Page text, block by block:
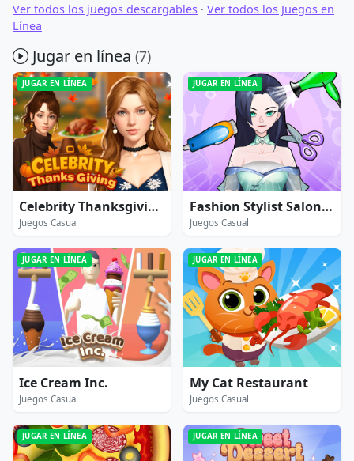
Ver todos los juegos descargables · Ver todos los Juegos en
Línea
Jugar en línea (7)
JUGAR EN LÍNEA
Celebrity Thanksgiving Prep
Juegos Casual
JUGAR EN LÍNEA
Fashion Stylist Salon Makeover
Juegos Casual
JUGAR EN LÍNEA
Ice Cream Inc.
Juegos Casual
JUGAR EN LÍNEA
My Cat Restaurant
Juegos Casual
JUGAR EN LÍNEA JUGAR EN LÍNEA